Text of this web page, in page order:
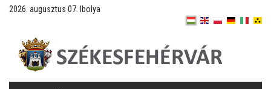
2026. augusztus 07. Ibolya